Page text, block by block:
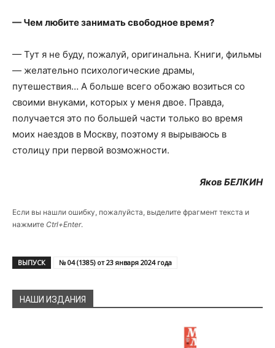
— Чем любите занимать свободное время?
— Тут я не буду, пожалуй, оригинальна. Книги, фильмы
— желательно психологические драмы,
путешествия… А больше всего обожаю возиться со
своими внуками, которых у меня двое. Правда,
получается это по большей части только во время
моих наездов в Москву, поэтому я вырываюсь в
столицу при первой возможности.
Яков БЕЛКИН
Если вы нашли ошибку, пожалуйста, выделите фрагмент текста и
нажмите Ctrl+Enter.
ВЫПУСК № 04 (1385) от 23 января 2024 года
НАШИ ИЗДАНИЯ